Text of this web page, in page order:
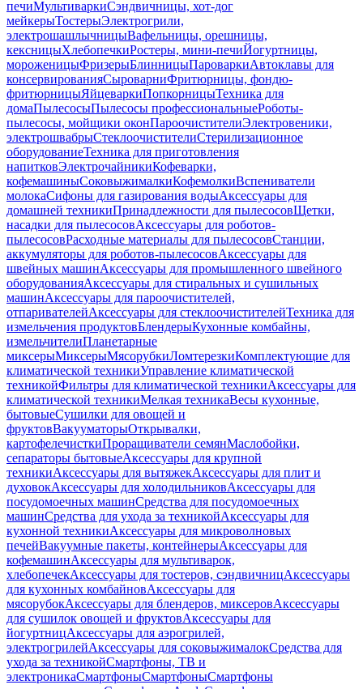
печиМультиваркиСэндвичницы, хот-дог
мейкерыТостерыЭлектрогрили,
электрошашлычницыВафельницы, орешницы,
кексницыХлебопечкиРостеры, мини-печиЙогуртницы,
мороженицыФризерыБлинницыПароваркиАвтоклавы для
консервированияСыроварниФритюрницы, фондю-
фритюрницыЯйцеваркиПопкорницыТехника для
домаПылесосыПылесосы профессиональныеРоботы-
пылесосы, мойщики оконПароочистителиЭлектровеники,
электрошвабрыСтеклоочистителиСтерилизационное
оборудованиеТехника для приготовления
напитковЭлектрочайникиКофеварки,
кофемашиныСоковыжималкиКофемолкиВспениватели
молокаСифоны для газирования водыАксессуары для
домашней техникиПринадлежности для пылесосовЩетки,
насадки для пылесосовАксессуары для роботов-
пылесосовРасходные материалы для пылесосовСтанции,
аккумуляторы для роботов-пылесосовАксессуары для
швейных машинАксессуары для промышленного швейного
оборудованияАксессуары для стиральных и сушильных
машинАксессуары для пароочистителей,
отпаривателейАксессуары для стеклоочистителейТехника для
измельчения продуктовБлендерыКухонные комбайны,
измельчителиПланетарные
миксерыМиксерыМясорубкиЛомтерезкиКомплектующие для
климатической техникиУправление климатической
техникойФильтры для климатической техникиАксессуары для
климатической техникиМелкая техникаВесы кухонные,
бытовыеСушилки для овощей и
фруктовВакууматорыОткрывалки,
картофелечисткиПроращиватели семянМаслобойки,
сепараторы бытовыеАксессуары для крупной
техникиАксессуары для вытяжекАксессуары для плит и
духовокАксессуары для холодильниковАксессуары для
посудомоечных машинСредства для посудомоечных
машинСредства для ухода за техникойАксессуары для
кухонной техникиАксессуары для микроволновых
печейВакуумные пакеты, контейнерыАксессуары для
кофемашинАксессуары для мультиварок,
хлебопечекАксессуары для тостеров, сэндвичницАксессуары
для кухонных комбайновАксессуары для
мясорубокАксессуары для блендеров, миксеровАксессуары
для сушилок овощей и фруктовАксессуары для
йогуртницАксессуары для аэрогрилей,
электрогрилейАксессуары для соковыжималокСредства для
ухода за техникойСмартфоны, ТВ и
электроникаСмартфоныСмартфоныСмартфоны